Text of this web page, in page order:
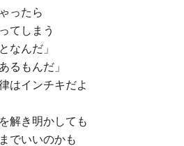
ったら
てしまう
なんだ」
るもんだ」
はインチキだよ
解き明かしても
でいいのかも